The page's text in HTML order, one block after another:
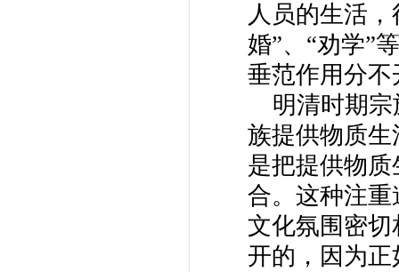
人员的生活，
婚”、“劝学”
垂范作用分不
明清时期
族提供物质
是把提供物
合。这种注
文化氛围密
开的，因为